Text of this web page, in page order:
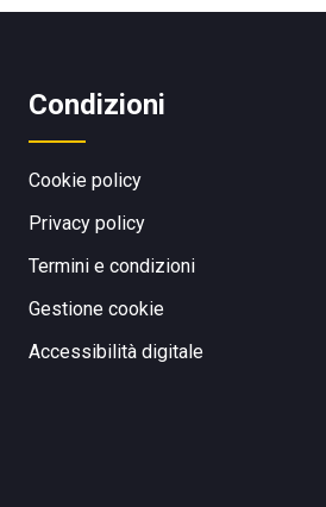
Condizioni
Cookie policy
Privacy policy
Termini e condizioni
Gestione cookie
Accessibilità digitale